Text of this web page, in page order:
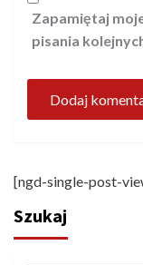
Zapamiętaj
pisania
[ngd-single-post-
Szukaj